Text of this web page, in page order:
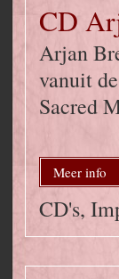
CD
Arjan
vanuit
Sacred
Meer info
CD's,